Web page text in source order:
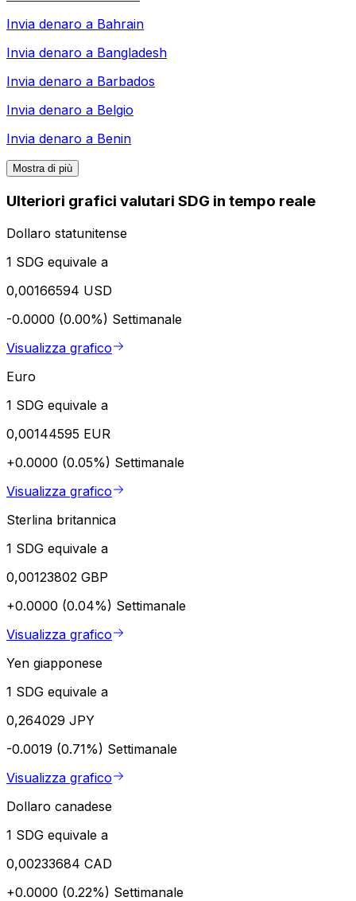
Invia denaro a Bahrain
Invia denaro a Bangladesh
Invia denaro a Barbados
Invia denaro a Belgio
Invia denaro a Benin
Mostra di più
Ulteriori grafici valutari SDG in tempo reale
Dollaro statunitense
1 SDG equivale a
0,00166594 USD
-0.0000 (0.00%) Settimanale
Visualizza grafico
Euro
1 SDG equivale a
0,00144595 EUR
+0.0000 (0.05%) Settimanale
Visualizza grafico
Sterlina britannica
1 SDG equivale a
0,00123802 GBP
+0.0000 (0.04%) Settimanale
Visualizza grafico
Yen giapponese
1 SDG equivale a
0,264029 JPY
-0.0019 (0.71%) Settimanale
Visualizza grafico
Dollaro canadese
1 SDG equivale a
0,00233684 CAD
+0.0000 (0.22%) Settimanale